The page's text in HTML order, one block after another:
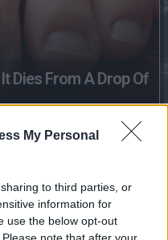
My Personal
to third parties, or
information for
use the below opt-out
note that after your
Dies From A Drop Of